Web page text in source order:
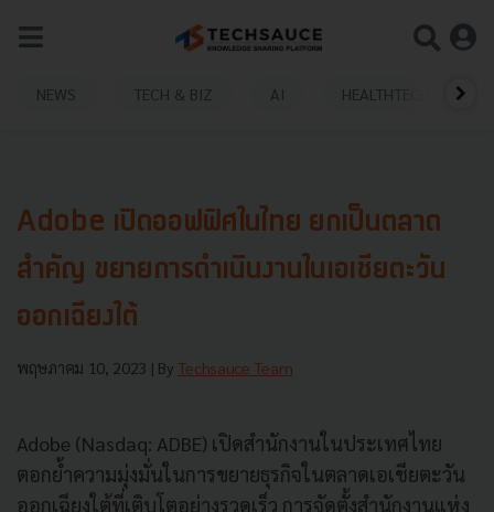
NEWS TECH & BIZ AI HEALTHTECH
Adobe เปิดออฟฟิศในไทย ยกเป็นตลาด
สำคัญ ขยายการดำเนินงานในเอเชียตะวัน
ออกเฉียงใต้
พฤษภาคม 10, 2023 | By Techsauce Team
Adobe (Nasdaq: ADBE) เปิดสำนักงานในประเทศไทย
ตอกย้ำความมุ่งมั่นในการขยายธุรกิจในตลาดเอเชียตะวัน
ออกเฉียงใต้ที่เติบโตอย่างรวดเร็ว การจัดตั้งสำนักงานแห่ง